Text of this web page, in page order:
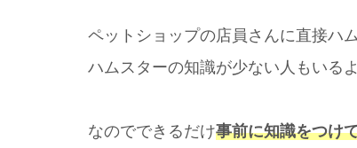
ペットショップの店員さんに直接ハ
ハムスターの知識が少ない人もいるよ
なのでできるだけ事前に知識をつけ